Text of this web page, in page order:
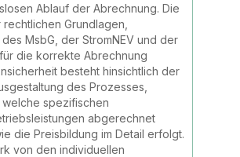
Ablauf der Abrechnung. Die
Grundlagen,
MsbG, der StromNEV und der
die korrekte Abrechnung
besteht hinsichtlich der
des Prozesses,
spezifischen
abgerechnet
die Preisbildung im Detail erfolgt.
von den individuellen